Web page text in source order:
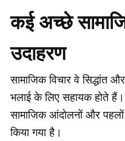
कई अच्छे
उदाहरण
सामाजिक विचार वे सिद्धांत
भलाई के लिए सहायक होते हैं।
सामाजिक आंदोलनों और
किया गया है।